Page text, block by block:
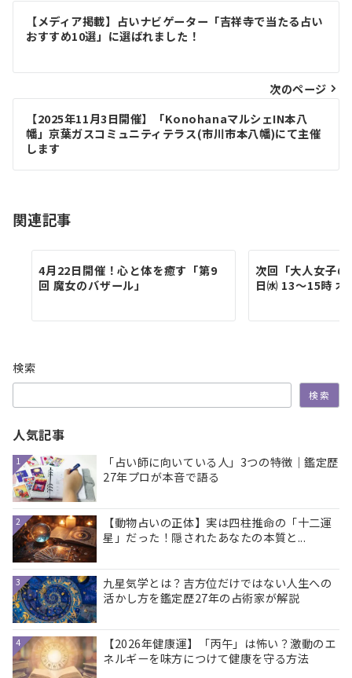
稿
ナ
ビ
ー
シ
ン
【メディア掲載】占いナビゲーター「吉祥寺で当たる占い
おすすめ10選」に選ばれました！
次のページ
【2025年11月3日開催】「KonohanaマルシェIN本八
幡」京葉ガスコミュニティテラス(市川市本八幡)にて主催
します
関連記事
4月22日開催！心と体を癒す「第9
回 魔女のバザール」
次回「大人女子
日㈬ 13～15時 木
検索
検索
人気記事
1
「占い師に向いている人」3つの特徴｜鑑定歴
27年プロが本音で語る
2
【動物占いの正体】実は四柱推命の「十二運
星」だった！隠されたあなたの本質と...
3
九星気学とは？吉方位だけではない人生への
活かし方を鑑定歴27年の占術家が解説
4
【2026年健康運】「丙午」は怖い？激動のエ
ネルギーを味方につけて健康を守る方法